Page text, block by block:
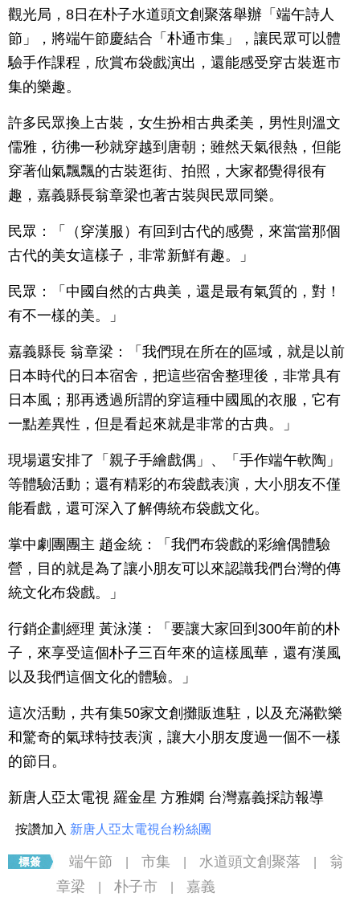
觀光局，8日在朴子水道頭文創聚落舉辦「端午詩人
節」，將端午節慶結合「朴通市集」，讓民眾可以體
驗手作課程，欣賞布袋戲演出，還能感受穿古裝逛市
集的樂趣。
許多民眾換上古裝，女生扮相古典柔美，男性則溫文
儒雅，彷彿一秒就穿越到唐朝；雖然天氣很熱，但能
穿著仙氣飄飄的古裝逛街、拍照，大家都覺得很有
趣，嘉義縣長翁章梁也著古裝與民眾同樂。
民眾：「（穿漢服）有回到古代的感覺，來當當那個
古代的美女這樣子，非常新鮮有趣。」
民眾：「中國自然的古典美，還是最有氣質的，對！
有不一樣的美。」
嘉義縣長 翁章梁：「我們現在所在的區域，就是以前
日本時代的日本宿舍，把這些宿舍整理後，非常具有
日本風；那再透過所謂的穿這種中國風的衣服，它有
一點差異性，但是看起來就是非常的古典。」
現場還安排了「親子手繪戲偶」、「手作端午軟陶」
等體驗活動；還有精彩的布袋戲表演，大小朋友不僅
能看戲，還可深入了解傳統布袋戲文化。
掌中劇團團主 趙金統：「我們布袋戲的彩繪偶體驗
營，目的就是為了讓小朋友可以來認識我們台灣的傳
統文化布袋戲。」
行銷企劃經理 黃泳漢：「要讓大家回到300年前的朴
子，來享受這個朴子三百年來的這樣風華，還有漢風
以及我們這個文化的體驗。」
這次活動，共有集50家文創攤販進駐，以及充滿歡樂
和驚奇的氣球特技表演，讓大小朋友度過一個不一樣
的節日。
新唐人亞太電視 羅金星 方雅嫻 台灣嘉義採訪報導
按讚加入 新唐人亞太電視台粉絲團
端午節 市集 水道頭文創聚落
翁
章梁
朴子市 嘉義